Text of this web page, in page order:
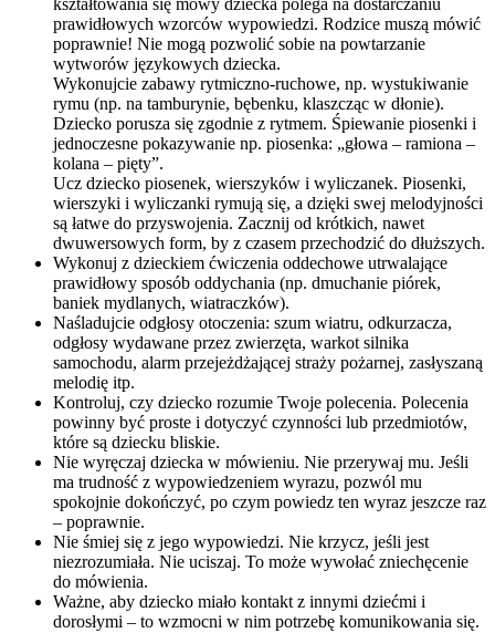
kształtowania się mowy dziecka polega na dostarczaniu
prawidłowych wzorców wypowiedzi. Rodzice muszą mówić
poprawnie! Nie mogą pozwolić sobie na powtarzanie
wytworów językowych dziecka.
Wykonujcie zabawy rytmiczno-ruchowe, np. wystukiwanie
rymu (np. na tamburynie, bębenku, klaszcząc w dłonie).
Dziecko porusza się zgodnie z rytmem. Śpiewanie piosenki i
jednoczesne pokazywanie np. piosenka: „głowa – ramiona –
kolana – pięty”.
Ucz dziecko piosenek, wierszyków i wyliczanek. Piosenki,
wierszyki i wyliczanki rymują się, a dzięki swej melodyjności
są łatwe do przyswojenia. Zacznij od krótkich, nawet
dwuwersowych form, by z czasem przechodzić do dłuższych.
Wykonuj z dzieckiem ćwiczenia oddechowe utrwalające
prawidłowy sposób oddychania (np. dmuchanie piórek,
baniek mydlanych, wiatraczków).
Naśladujcie odgłosy otoczenia: szum wiatru, odkurzacza,
odgłosy wydawane przez zwierzęta, warkot silnika
samochodu, alarm przejeżdżającej straży pożarnej, zasłyszaną
melodię itp.
Kontroluj, czy dziecko rozumie Twoje polecenia. Polecenia
powinny być proste i dotyczyć czynności lub przedmiotów,
które są dziecku bliskie.
Nie wyręczaj dziecka w mówieniu. Nie przerywaj mu. Jeśli
ma trudność z wypowiedzeniem wyrazu, pozwól mu
spokojnie dokończyć, po czym powiedz ten wyraz jeszcze raz
– poprawnie.
Nie śmiej się z jego wypowiedzi. Nie krzycz, jeśli jest
niezrozumiała. Nie uciszaj. To może wywołać zniechęcenie
do mówienia.
Ważne, aby dziecko miało kontakt z innymi dziećmi i
dorosłymi – to wzmocni w nim potrzebę komunikowania się.